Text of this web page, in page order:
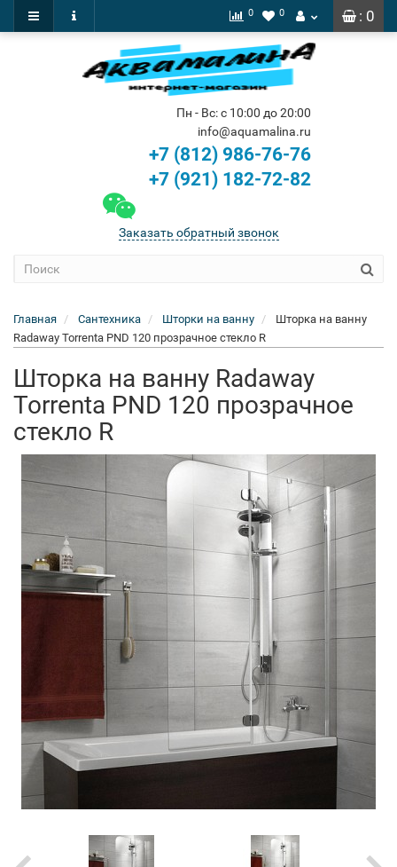
: 0
0 0
Пн - Вс: с 10:00 до 20:00
info@aquamalina.ru
+7 (812) 986-76-76
+7 (921) 182-72-82
Заказать обратный звонок
Главная Сантехника Шторки на ванну
Шторка на ванну
Radaway Torrenta PND 120 прозрачное стекло R
Шторка на ванну Radaway
Torrenta PND 120 прозрачное
стекло R